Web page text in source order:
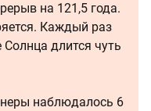
на 121,5 года.
Каждый раз
длится чуть
наблюдалось 6